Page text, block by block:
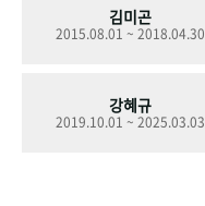
김미곤
2015.08.01 ~ 2018.04.30
강혜규
2019.10.01 ~ 2025.03.03